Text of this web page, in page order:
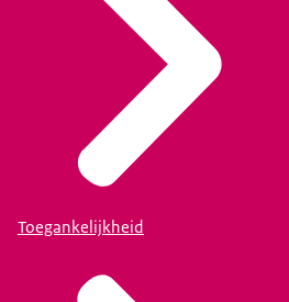
Toegankelijkheid